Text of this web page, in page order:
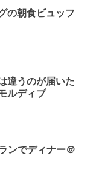
の朝食ビュッフ
違うのが届いた
ルディブ
ンでディナー＠